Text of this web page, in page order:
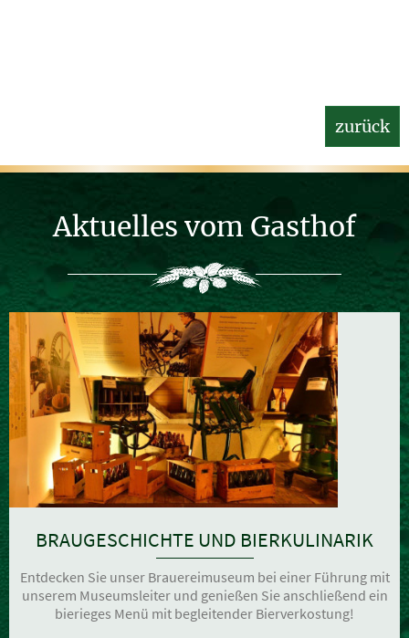
zurück
Aktuelles vom Gasthof
BRAUGESCHICHTE UND BIERKULINARIK
Entdecken Sie unser Brauereimuseum bei einer Führung mit
unserem Museumsleiter und genießen Sie anschließend ein
bierieges Menü mit begleitender Bierverkostung!